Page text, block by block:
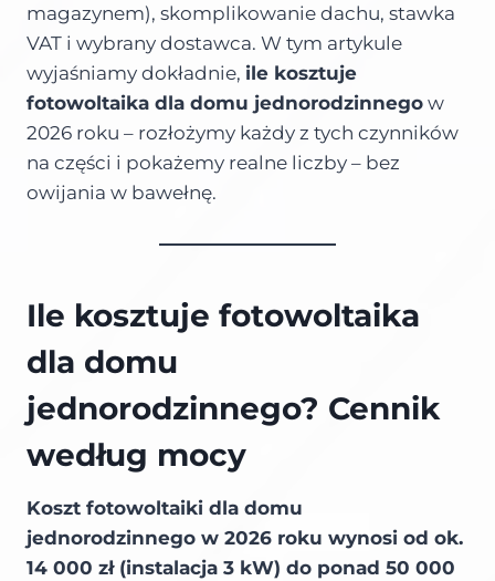
magazynem), skomplikowanie dachu, stawka
VAT i wybrany dostawca. W tym artykule
wyjaśniamy dokładnie, ile kosztuje
fotowoltaika dla domu jednorodzinnego w
2026 roku – rozłożymy każdy z tych czynników
na części i pokażemy realne liczby – bez
owijania w bawełnę.
Ile kosztuje fotowoltaika
dla domu
jednorodzinnego? Cennik
według mocy
Koszt fotowoltaiki dla domu
jednorodzinnego w 2026 roku wynosi od ok.
14 000 zł (instalacja 3 kW) do ponad 50 000